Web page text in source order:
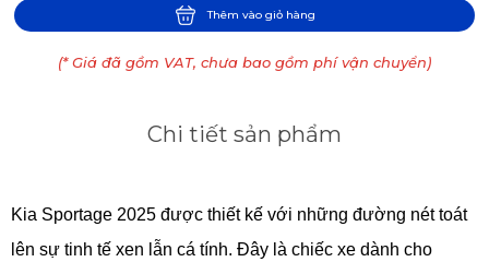
Thêm vào giỏ hàng
(* Giá đã gồm VAT, chưa bao gồm phí vận chuyển)
Chi tiết sản phẩm
Kia Sportage 2025 được thiết kế với những đường nét toát
lên sự tinh tế xen lẫn cá tính. Đây là chiếc xe dành cho